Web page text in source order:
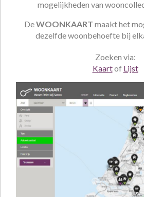
mogelijkheden van
DeWOONKAART maakt het
dezelfde woonbehoefte bij
Zoeken via:
Kaartof Lijst